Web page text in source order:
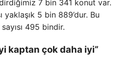
7 bin 341 konut var.
yaklaşık 5 bin 889’dur. Bu
495 bindir.
kaptan çok daha iyi”